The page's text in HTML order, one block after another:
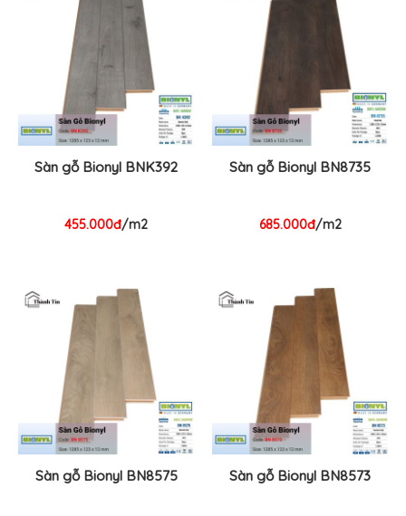
Sàn gỗ Bionyl BNK392
455.000đ/m2
Sàn gỗ Bionyl BN8735
685.000đ/m2
Sàn gỗ Bionyl BN8575 Sàn gỗ Bionyl BN8573